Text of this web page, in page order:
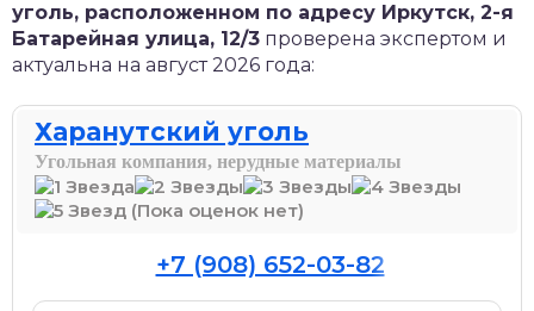
уголь, расположенном по адресу Иркутск, 2-я
Батарейная улица, 12/3 проверена экспертом и
актуальна на август 2026 года:
Харанутский уголь
Угольная компания, нерудные материалы
(Пока оценок нет)
+7 (908) 652-03-82